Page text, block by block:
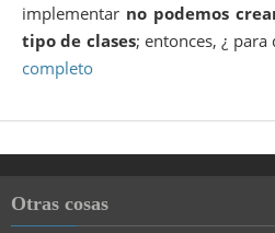
implementar no podemos
tipo de clases; entonces, ¿ para
completo
Otras cosas